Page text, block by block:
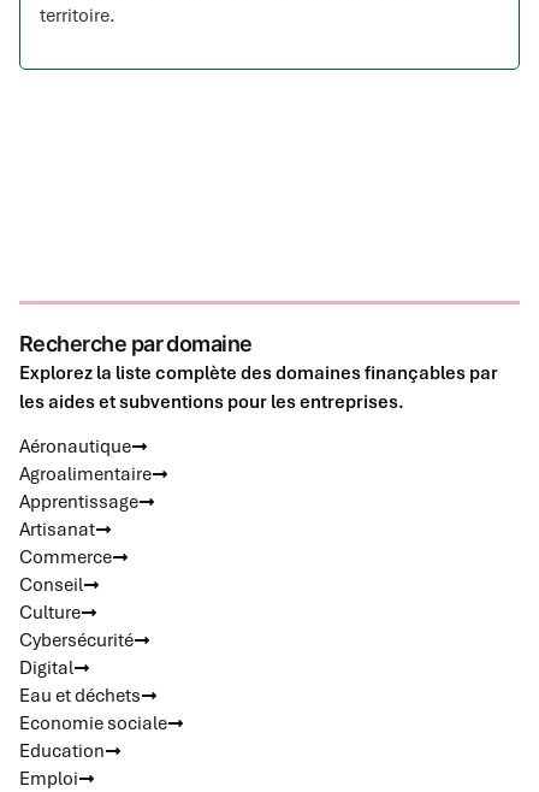
territoire.
Recherche par domaine
Explorez la liste complète des domaines finançables par
les aides et subventions pour les entreprises.
Aéronautique
Agroalimentaire
Apprentissage
Artisanat
Commerce
Conseil
Culture
Cybersécurité
Digital
Eau et déchets
Economie sociale
Education
Emploi